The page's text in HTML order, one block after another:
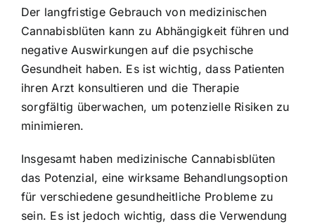
Der langfristige Gebrauch von medizinischen
Cannabisblüten kann zu Abhängigkeit führen und
negative Auswirkungen auf die psychische
Gesundheit haben. Es ist wichtig, dass Patienten
ihren Arzt konsultieren und die Therapie
sorgfältig überwachen, um potenzielle Risiken zu
minimieren.
Insgesamt haben medizinische Cannabisblüten
das Potenzial, eine wirksame Behandlungsoption
für verschiedene gesundheitliche Probleme zu
sein. Es ist jedoch wichtig, dass die Verwendung